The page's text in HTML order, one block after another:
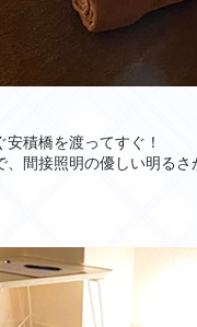
積橋を渡ってすぐ！
、間接照明の優しい明る